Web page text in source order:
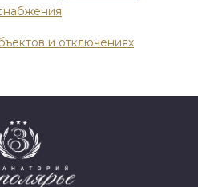
и отключениях